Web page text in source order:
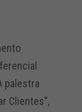
palestra
Clientes”,